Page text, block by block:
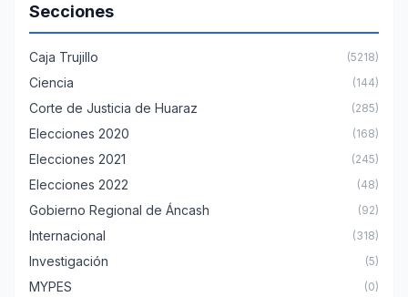
Secciones
Caja Trujillo (5218)
Ciencia (144)
Corte de Justicia de Huaraz (285)
Elecciones 2020 (168)
Elecciones 2021 (245)
Elecciones 2022 (48)
Gobierno Regional de Áncash (92)
Internacional (318)
Investigación (5)
MYPES (0)